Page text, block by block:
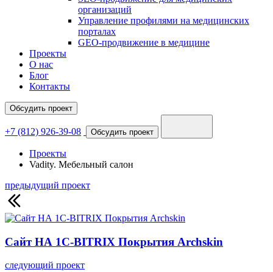
организаций
Управление профилями на медицинских
порталах
GEO-продвижение в медицине
Проекты
О нас
Блог
Контакты
Обсудить проект
+7 (812) 926-39-08 Обсудить проект
Проекты
Vadity. Мебельный салон
предыдущий проект
Сайт НА 1С-BITRIX Покрытия Archskin
следующий проект